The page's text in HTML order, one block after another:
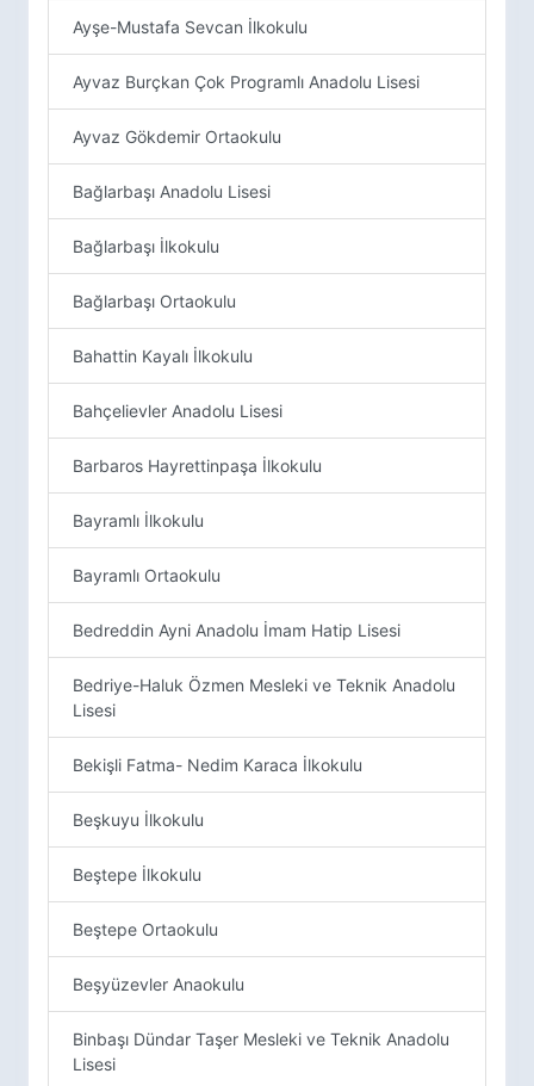
Ayşe-Mustafa Sevcan İlkokulu
Ayvaz Burçkan Çok Programlı Anadolu Lisesi
Ayvaz Gökdemir Ortaokulu
Bağlarbaşı Anadolu Lisesi
Bağlarbaşı İlkokulu
Bağlarbaşı Ortaokulu
Bahattin Kayalı İlkokulu
Bahçelievler Anadolu Lisesi
Barbaros Hayrettinpaşa İlkokulu
Bayramlı İlkokulu
Bayramlı Ortaokulu
Bedreddin Ayni Anadolu İmam Hatip Lisesi
Bedriye-Haluk Özmen Mesleki ve Teknik Anadolu
Lisesi
Bekişli Fatma- Nedim Karaca İlkokulu
Beşkuyu İlkokulu
Beştepe İlkokulu
Beştepe Ortaokulu
Beşyüzevler Anaokulu
Binbaşı Dündar Taşer Mesleki ve Teknik Anadolu
Lisesi